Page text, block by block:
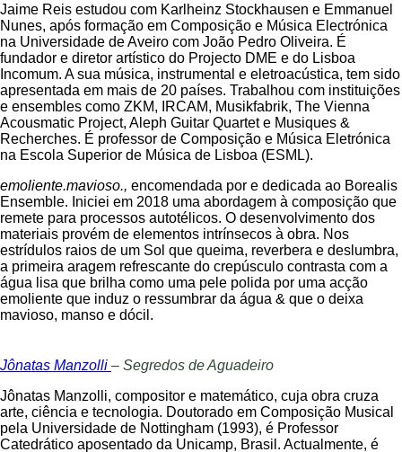
Jaime Reis estudou com Karlheinz Stockhausen e Emmanuel
Nunes, após formação em Composição e Música Electrónica
na Universidade de Aveiro com João Pedro Oliveira. É
fundador e diretor artístico do Projecto DME e do Lisboa
Incomum. A sua música, instrumental e eletroacústica, tem sido
apresentada em mais de 20 países. Trabalhou com instituições
e ensembles como ZKM, IRCAM, Musikfabrik, The Vienna
Acousmatic Project, Aleph Guitar Quartet e Musiques &
Recherches. É professor de Composição e Música Eletrónica
na Escola Superior de Música de Lisboa (ESML).
emoliente.mavioso., encomendada por e dedicada ao Borealis
Ensemble. Iniciei em 2018 uma abordagem à composição que
remete para processos autotélicos. O desenvolvimento dos
materiais provém de elementos intrínsecos à obra. Nos
estrídulos raios de um Sol que queima, reverbera e deslumbra,
a primeira aragem refrescante do crepúsculo contrasta com a
água lisa que brilha como uma pele polida por uma acção
emoliente que induz o ressumbrar da água & que o deixa
mavioso, manso e dócil.
Jônatas Manzolli – Segredos de Aguadeiro
Jônatas Manzolli, compositor e matemático, cuja obra cruza
arte, ciência e tecnologia. Doutorado em Composição Musical
pela Universidade de Nottingham (1993), é Professor
Catedrático aposentado da Unicamp, Brasil. Actualmente, é